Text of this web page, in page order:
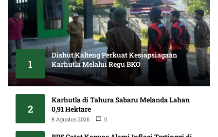
1
Dishut Kalteng Perkuat Kesiapsiagaan
Karhutla Melalui Regu BKO
5 Agustus 2026 0
2
Karhutla di Tahura Sabaru Melanda Lahan
0,91 Hektare
8 Agustus 2026 0